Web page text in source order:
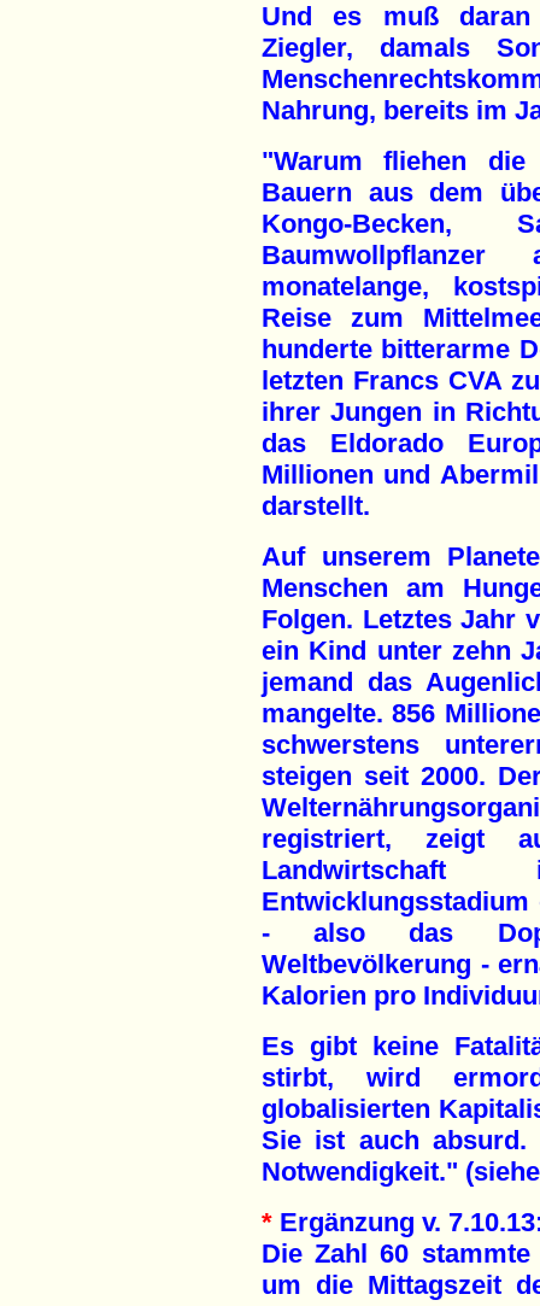
Und es muß
Ziegler, damals
Nahrung, bereits im
"Warum fliehen die
Bauern aus dem
Kongo-Becken,
monatelange,
Reise zum
hunderte bitterarme
letzten Francs CVA
ihrer Jungen in
das Eldorado
Millionen und
darstellt.
Auf unserem
Menschen am
Folgen. Letztes Jahr
ein Kind unter zehn
jemand das
mangelte. 856
schwerstens
steigen seit 2000.
registriert, zeigt
- also das
Weltbevölkerung -
Kalorien pro
Es gibt keine
stirbt, wird
globalisierten
Sie ist auch
Notwendigkeit."
* Ergänzung v.
Die Zahl 60
um die Mittagszeit